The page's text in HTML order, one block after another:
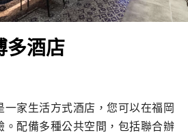
多酒店
一家生活方式酒店，您可以在福岡
配備多種公共空間，包括聯合辦